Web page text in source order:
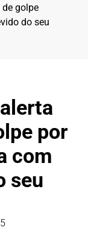
de golpe
do seu
por
com
seu